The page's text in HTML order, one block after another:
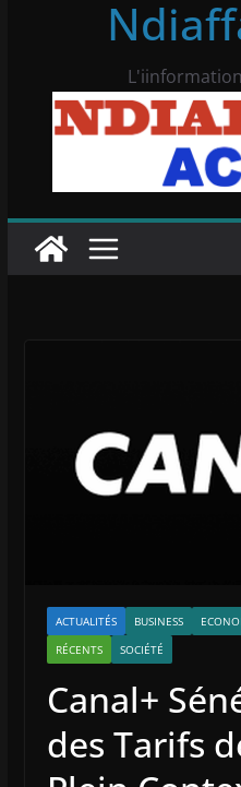
ACTUALITÉS BUSINESS
RÉCENTS
SOCIÉTÉ
Canal+
des Tarifs